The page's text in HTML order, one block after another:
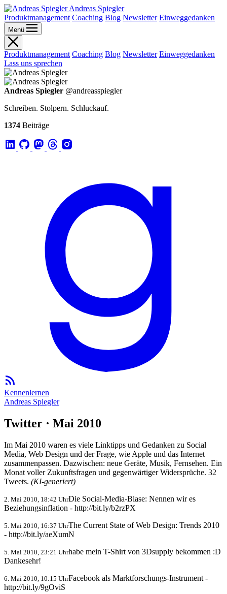
Andreas Spiegler
Produktmanagement Coaching Blog Newsletter Einweggedanken
Menü
Produktmanagement Coaching Blog Newsletter Einweggedanken
Lass uns sprechen
Andreas Spiegler @andreasspiegler
Schreiben. Stolpern. Schluckauf.
1374 Beiträge
Kennenlernen
Andreas Spiegler
Twitter · Mai 2010
Im Mai 2010 waren es viele Linktipps und Gedanken zu Social
Media, Web Design und der Frage, wie Apple und das Internet
zusammenpassen. Dazwischen: neue Geräte, Musik, Fernsehen. Ein
Monat voller Zukunftsfragen und gegenwärtiger Widersprüche. 32
Tweets. (KI-generiert)
2. Mai 2010, 18:42 UhrDie Social-Media-Blase: Nennen wir es
Beziehungsinflation - http://bit.ly/b2rzPX
5. Mai 2010, 16:37 UhrThe Current State of Web Design: Trends 2010
- http://bit.ly/aeXumN
5. Mai 2010, 23:21 Uhrhabe mein T-Shirt von 3Dsupply bekommen :D
Dankesehr!
6. Mai 2010, 10:15 UhrFacebook als Marktforschungs-Instrument -
http://bit.ly/9gOviS